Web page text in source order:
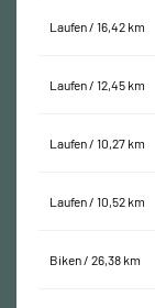
Laufen / 16,42 km
Laufen / 12,45 km
Laufen / 10,27 km
Laufen / 10,52 km
Biken / 26,38 km